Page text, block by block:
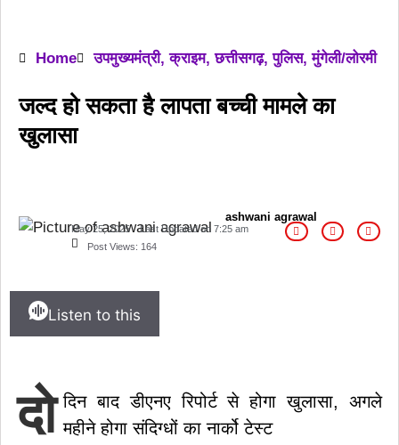
Home उपमुख्यमंत्री,क्राइम,छत्तीसगढ़,पुलिस,मुंगेली/लोरमी
जल्द हो सकता है लापता बच्ची मामले का
खुलासा
ashwani agrawal
May 25, 2025 Last Updated on 7:25 am
Post Views: 164
Listen to this
दो दिन बाद डीएनए रिपोर्ट से होगा खुलासा, अगले
महीने होगा संदिग्धों का नार्को टेस्ट